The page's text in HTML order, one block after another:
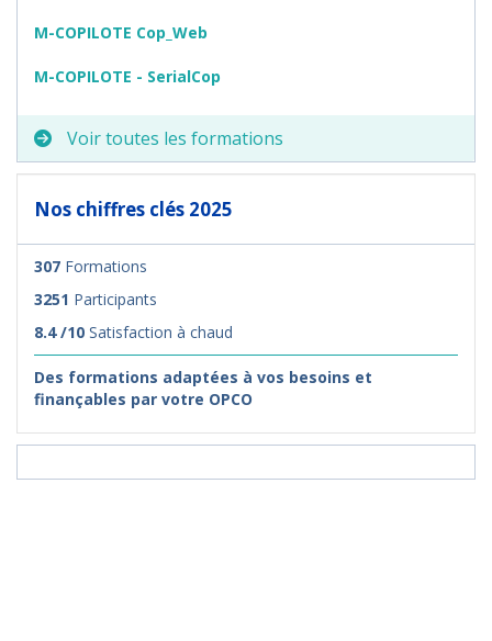
M-COPILOTE Cop_Web
M-COPILOTE - SerialCop
Voir toutes les formations
Nos chiffres clés 2025
307 Formations
3251 Participants
8.4 /10 Satisfaction à chaud
Des formations adaptées à vos besoins et
finançables par votre OPCO